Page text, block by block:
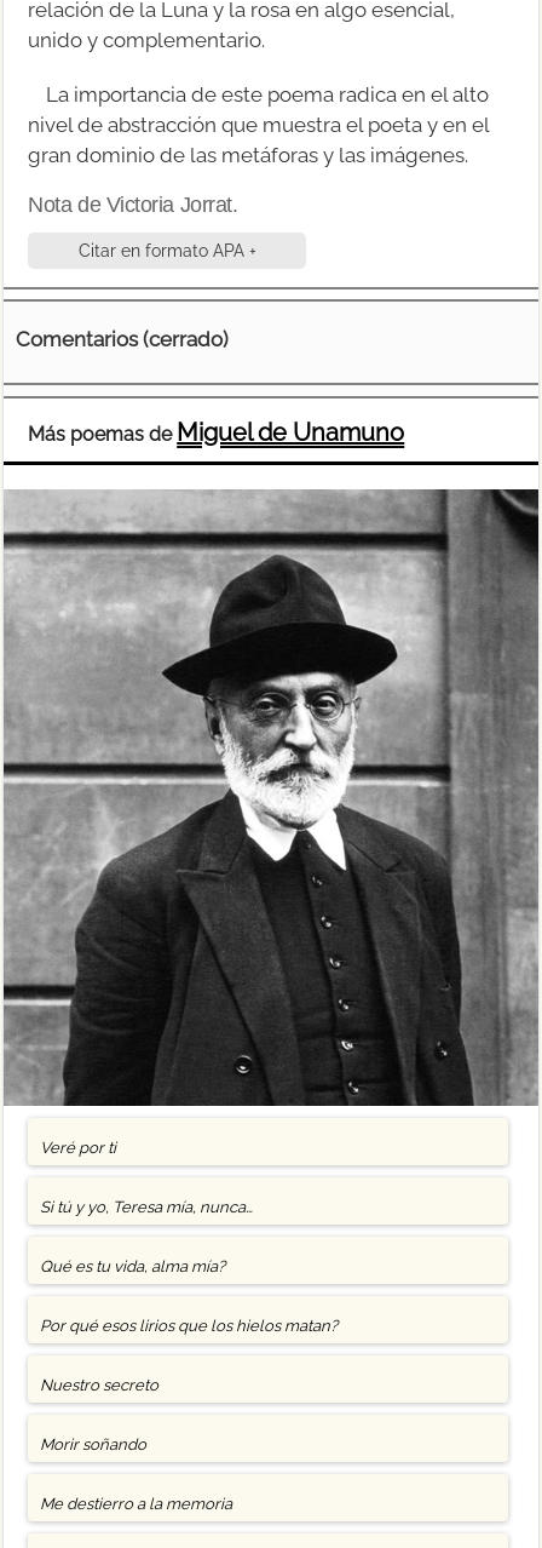
relación de la Luna y la rosa en algo esencial,
unido y complementario.
La importancia de este poema radica en el alto
nivel de abstracción que muestra el poeta y en el
gran dominio de las metáforas y las imágenes.
Nota de Victoria Jorrat.
Citar en formato APA +
Comentarios (cerrado)
Más poemas de Miguel de Unamuno
Veré por ti
Si tú y yo, Teresa mía, nunca…
Qué es tu vida, alma mía?
Por qué esos lirios que los hielos matan?
Nuestro secreto
Morir soñando
Me destierro a la memoria